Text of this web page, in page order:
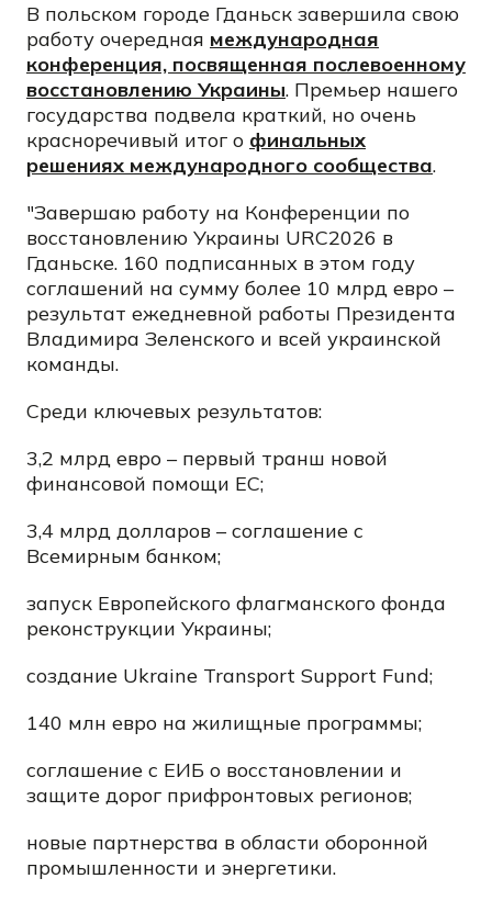
В польском городе Гданьск завершила свою
работу очередная международная
конференция, посвященная послевоенному
восстановлению Украины. Премьер нашего
государства подвела краткий, но очень
красноречивый итог о финальных
решениях международного сообщества.
"Завершаю работу на Конференции по
восстановлению Украины URC2026 в
Гданьске. 160 подписанных в этом году
соглашений на сумму более 10 млрд евро –
результат ежедневной работы Президента
Владимира Зеленского и всей украинской
команды.
Среди ключевых результатов:
3,2 млрд евро – первый транш новой
финансовой помощи ЕС;
3,4 млрд долларов – соглашение с
Всемирным банком;
запуск Европейского флагманского фонда
реконструкции Украины;
создание Ukraine Transport Support Fund;
140 млн евро на жилищные программы;
соглашение с ЕИБ о восстановлении и
защите дорог прифронтовых регионов;
новые партнерства в области оборонной
промышленности и энергетики.